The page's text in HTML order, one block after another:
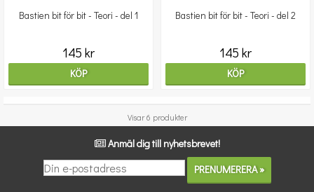
Bastien bit för bit - Teori - del 1
145 kr
KÖP
Bastien bit för bit - Teori - del 2
145 kr
KÖP
Visar 6 produkter
Anmäl dig till nyhetsbrevet!